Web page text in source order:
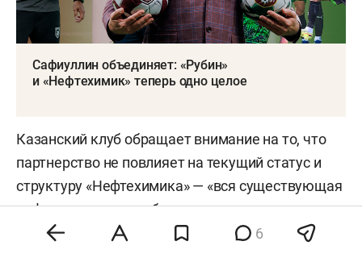
Сафиуллин объединяет: «Рубин»
и «Нефтехимик» теперь одно целое
Казанский клуб обращает внимание на то, что
партнерство не повлияет на текущий статус и
структуру «Нефтехимика» — «вся существующая
инфраструктура клуба, а также система
подготовки юных спортсменов на базе ДЮСШ
6